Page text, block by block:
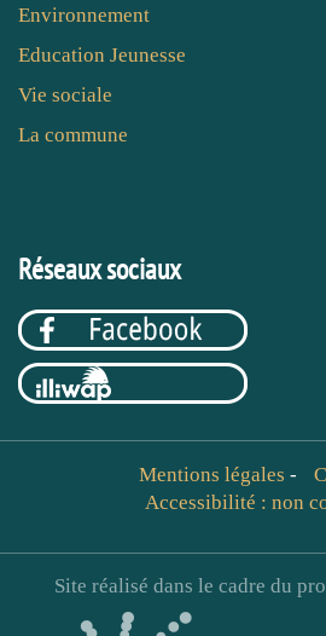
Environnement
Education Jeunesse
Vie sociale
La commune
Réseaux sociaux
Mentions légales -
Accessibilité : non
Site réalisé dans le cadre du